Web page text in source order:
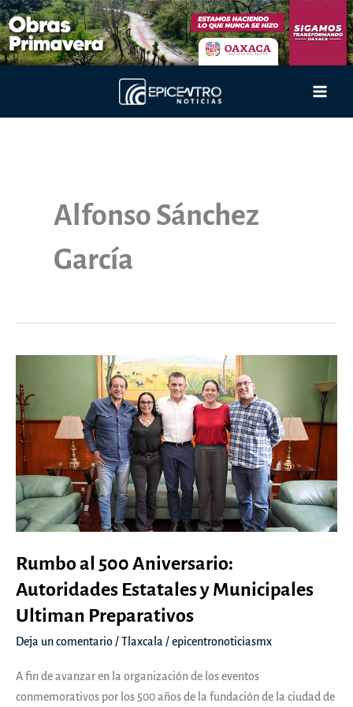
Ir
al
contenido
Alfonso Sánchez
García
Rumbo al 500 Aniversario:
Autoridades Estatales y Municipales
Ultiman Preparativos
Deja un comentario/Tlaxcala /epicentronoticiasmx
A fin de avanzar en la organización de los eventos
conmemorativos por los 500 años de la fundación de la ciudad de